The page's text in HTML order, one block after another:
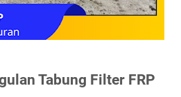
Tabung Filter FRP